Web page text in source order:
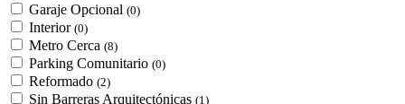
Garaje Opcional (0)
Interior (0)
Metro Cerca (8)
Parking Comunitario (0)
Reformado (2)
Sin Barreras Arquitectónicas (1)